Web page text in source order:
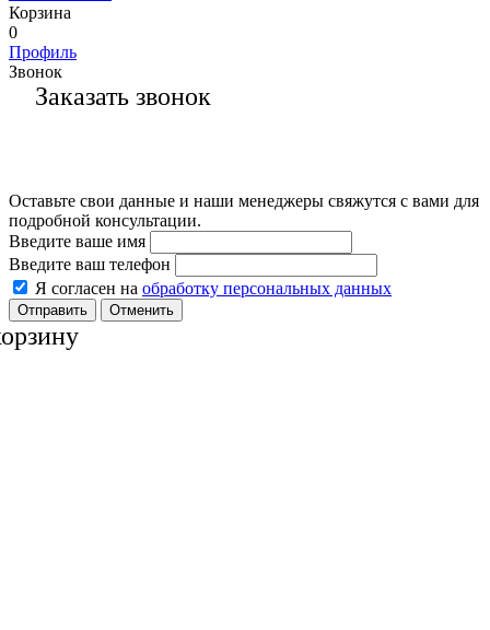
Корзина
0
Профиль
Звонок
Заказать звонок
Оставьте свои данные и наши менеджеры свяжутся с вами для
подробной консультации.
Введите ваше имя
Введите ваш телефон
Я согласен на обработку персональных данных
Отменить